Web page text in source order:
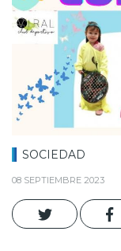
SOCIEDAD
08 SEPTIEMBRE 2023